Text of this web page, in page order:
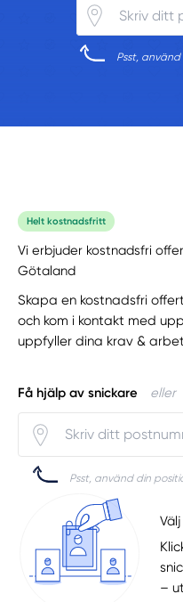
Psst,
Helt kostnadsfritt
Vi erbjuder kostnadsfri
Götaland
Skapa en kostnadsfri
och kom i kontakt med
uppfyller dina krav &
Få hjälp av snickare eller
Psst, använd din
–